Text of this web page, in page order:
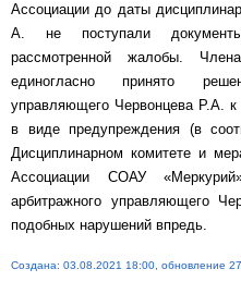
Ассоциации до даты
А. не поступали
рассмотренной жалобы.
единогласно принято
управляющего Червонцева Р.А. к
в виде предупреждения (в
Дисциплинарном комитете и
Ассоциации СОАУ
арбитражного управляющего
подобных нарушений впредь.
Создана: 03.08.2021 18:00, обновление